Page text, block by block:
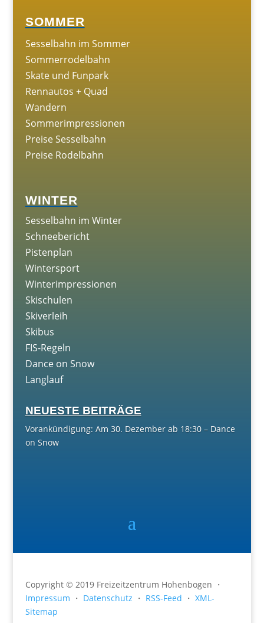
SOMMER
Sesselbahn im Sommer
Sommerrodelbahn
Skate und Funpark
Rennautos + Quad
Wandern
Sommerimpressionen
Preise Sesselbahn
Preise Rodelbahn
WINTER
Sesselbahn im Winter
Schneebericht
Pistenplan
Wintersport
Winterimpressionen
Skischulen
Skiverleih
Skibus
FIS-Regeln
Dance on Snow
Langlauf
NEUESTE BEITRÄGE
Vorankündigung: Am 30. Dezember ab 18:30 – Dance
on Snow
Copyright © 2019 Freizeitzentrum Hohenbogen ・
Impressum ・ Datenschutz ・ RSS-Feed ・ XML-
Sitemap